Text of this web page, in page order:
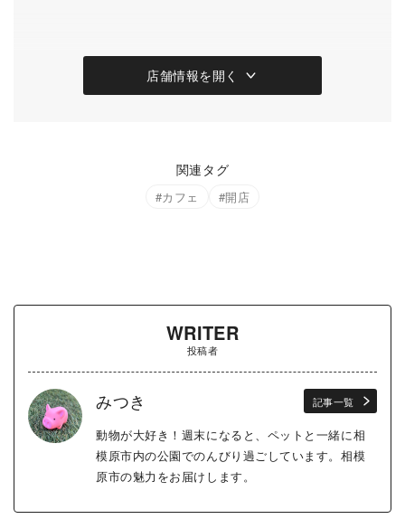
店舗情報を開く
関連タグ
カフェ 開店
WRITER
投稿者
みつき 記事一覧
動物が大好き！週末になると、ペットと一緒に相
模原市内の公園でのんびり過ごしています。相模
原市の魅力をお届けします。